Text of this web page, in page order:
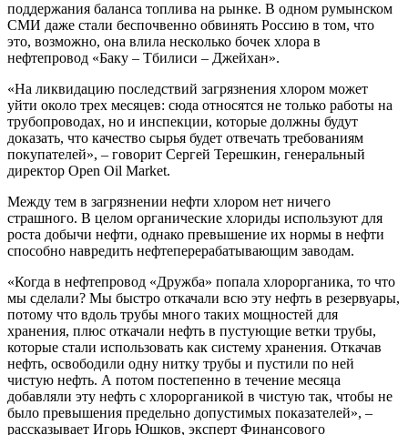
поддержания баланса топлива на рынке. В одном румынском
СМИ даже стали беспочвенно обвинять Россию в том, что
это, возможно, она влила несколько бочек хлора в
нефтепровод «Баку – Тбилиси – Джейхан».
«На ликвидацию последствий загрязнения хлором может
уйти около трех месяцев: сюда относятся не только работы на
трубопроводах, но и инспекции, которые должны будут
доказать, что качество сырья будет отвечать требованиям
покупателей», – говорит Сергей Терешкин, генеральный
директор Open Oil Market.
Между тем в загрязнении нефти хлором нет ничего
страшного. В целом органические хлориды используют для
роста добычи нефти, однако превышение их нормы в нефти
способно навредить нефтеперерабатывающим заводам.
«Когда в нефтепровод «Дружба» попала хлорорганика, то что
мы сделали? Мы быстро откачали всю эту нефть в резервуары,
потому что вдоль трубы много таких мощностей для
хранения, плюс откачали нефть в пустующие ветки трубы,
которые стали использовать как систему хранения. Откачав
нефть, освободили одну нитку трубы и пустили по ней
чистую нефть. А потом постепенно в течение месяца
добавляли эту нефть с хлорорганикой в чистую так, чтобы не
было превышения предельно допустимых показателей», –
рассказывает Игорь Юшков, эксперт Финансового